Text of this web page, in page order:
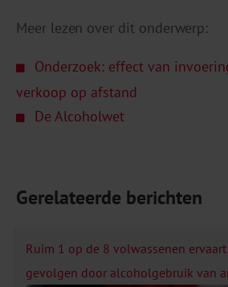
Meer lezen over dit onderwerp:
Onderzoek: effect van
verkoop op afstand
De Alcoholwet
Gerelateerde berichten
Ruim 1 op de 8 volwassenen
gevolgen door alcoholgebruik van